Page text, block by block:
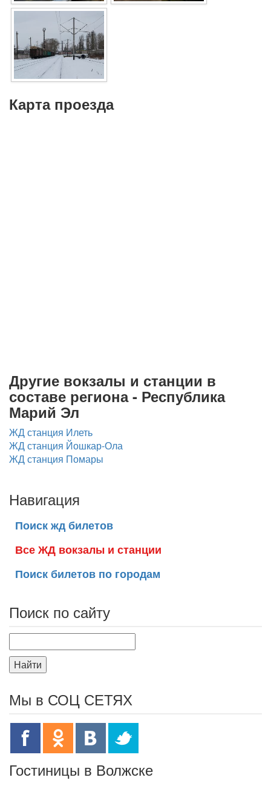
Карта проезда
Другие вокзалы и станции в
составе региона - Республика
Марий Эл
ЖД станция Илеть
ЖД станция Йошкар-Ола
ЖД станция Помары
Навигация
Поиск жд билетов
Все ЖД вокзалы и станции
Поиск билетов по городам
Поиск по сайту
Найти
Мы в СОЦ СЕТЯХ
Гостиницы в Волжске